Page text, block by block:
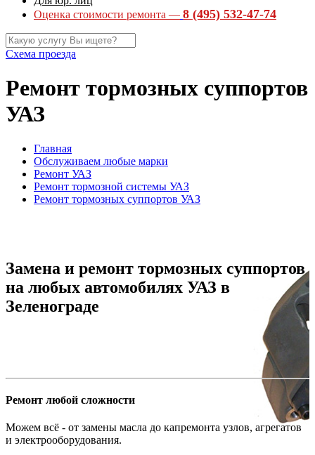
Оценка стоимости ремонта — 8 (495) 532-47-74
Схема проезда
Ремонт тормозных суппортов
УАЗ
Главная
Обслуживаем любые марки
Ремонт УАЗ
Ремонт тормозной системы УАЗ
Ремонт тормозных суппортов УАЗ
Замена и ремонт тормозных суппортов
на любых автомобилях УАЗ в
Зеленограде
Ремонт любой сложности
Можем всё - от замены масла до капремонта узлов, агрегатов
и электрооборудования.